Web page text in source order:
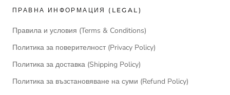
ПРАВНА ИНФОРМАЦИЯ (LEGAL)
Правила и условия (Terms & Conditions)
Политика за поверителност (Privacy Policy)
Политика за доставка (Shipping Policy)
Политика за възстановяване на суми (Refund Policy)